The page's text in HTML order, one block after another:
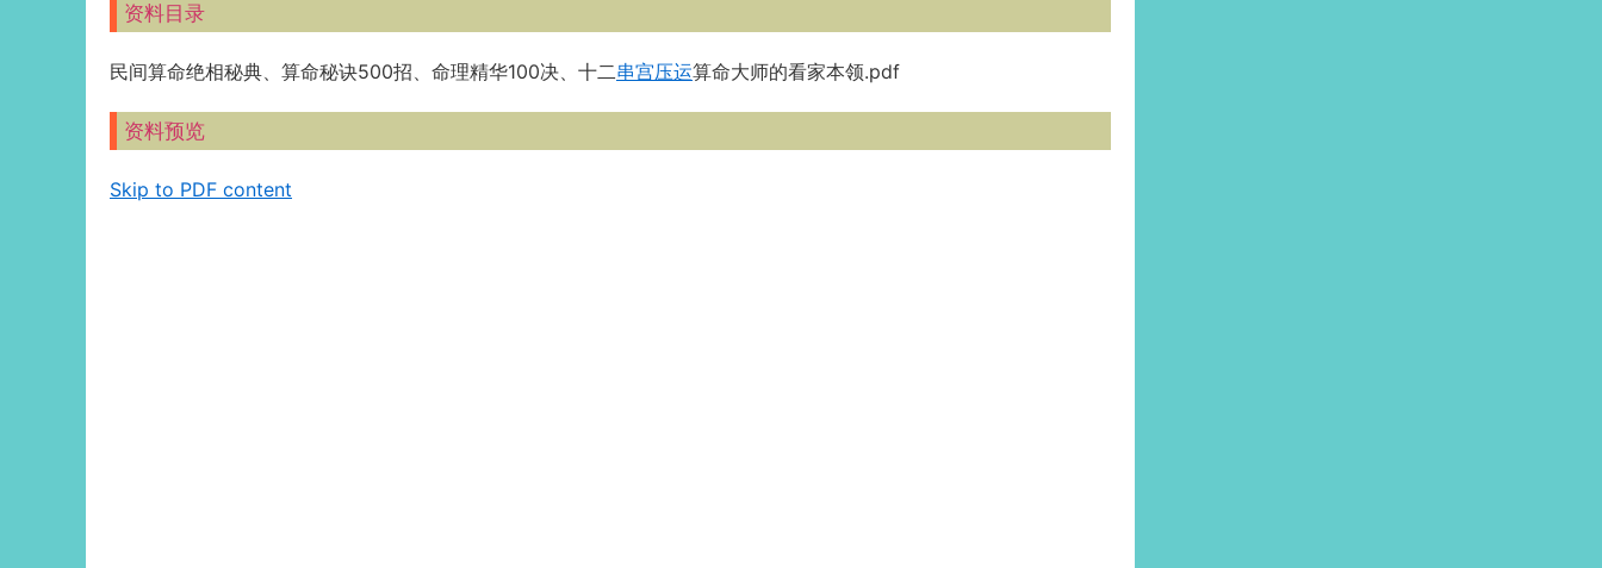
资料目录
民间算命绝相秘典、算命秘诀500招、命理精华100决、十二串宫压运算命大师的看家本领.pdf
资料预览
Skip to PDF content